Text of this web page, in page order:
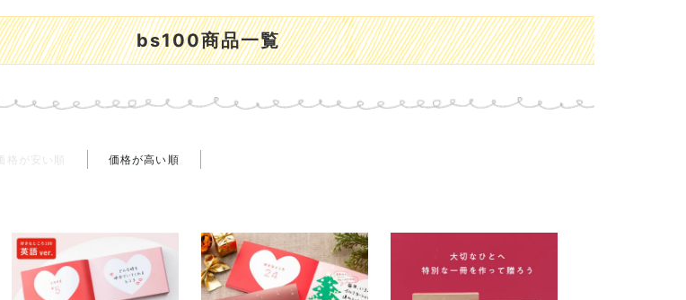
bs100商品一覧
価格が安い順 価格が高い順